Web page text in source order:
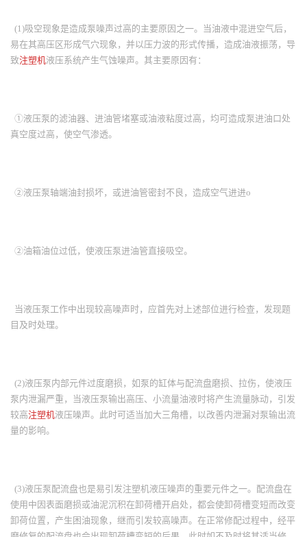
(1)吸空现象是造成泵噪声过高的主要原因之一。当油液中混进空气后，
易在其高压区形成气穴现象，并以压力波的形式传播，造成油液振荡，导
致注塑机液压系统产生气蚀噪声。其主要原因有：
①液压泵的滤油器、进油管堵塞或油液粘度过高，均可造成泵进油口处
真空度过高，使空气渗透。
②液压泵轴端油封损坏，或进油管密封不良，造成空气进进o
②油箱油位过低，使液压泵进油管直接吸空。
当液压泵工作中出现较高噪声时，应首先对上述部位进行检查，发现题
目及时处理。
(2)液压泵内部元件过度磨损，如泵的缸体与配流盘磨损、拉伤，使液压
泵内泄漏严重，当液压泵输出高压、小流量油液时将产生流量脉动，引发
较高注塑机液压噪声。此时可适当加大三角槽，以改善内泄漏对泵输出流
量的影响。
(3)液压泵配流盘也是易引发注塑机液压噪声的重要元件之一。配流盘在
使用中因表面磨损或油泥沉积在卸荷槽开启处，都会使卸荷槽变短而改变
卸荷位置，产生困油现象，继而引发较高噪声。在正常修配过程中，经平